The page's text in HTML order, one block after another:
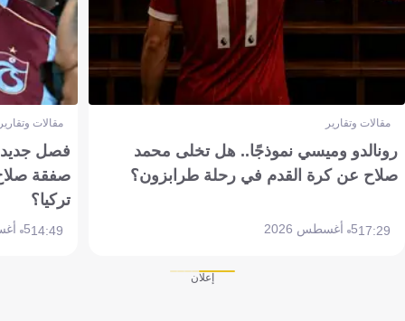
مقالات وتقارير
رونالدو وميسي نموذجًا.. هل تخلى محمد
صلاح عن كرة القدم في رحلة طرابزون؟
17:295 أغسطس 2026
مقالات
فصل جديد
صفقة
تركيا؟
14:495 أغسطس 2026
إعلان